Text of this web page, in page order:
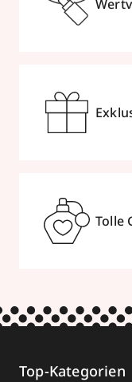
Tolle
Top-Kategorien